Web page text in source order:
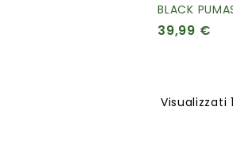
BLACK
39,99 €
Visualizzati